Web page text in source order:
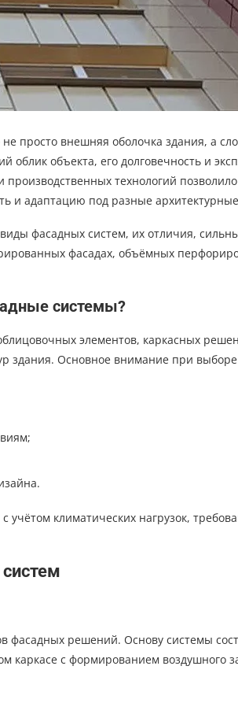
просто внешняя оболочка здания, а
облик объекта, его долговечность и
технологий
и адаптацию под разные
фасадных систем, их отличия,
фасадах, объёмных
системы?
элементов, каркасных
Основное внимание при выборе
учётом климатических нагрузок,
фасадных решений. Основу системы
каркасе с формированием воздушного